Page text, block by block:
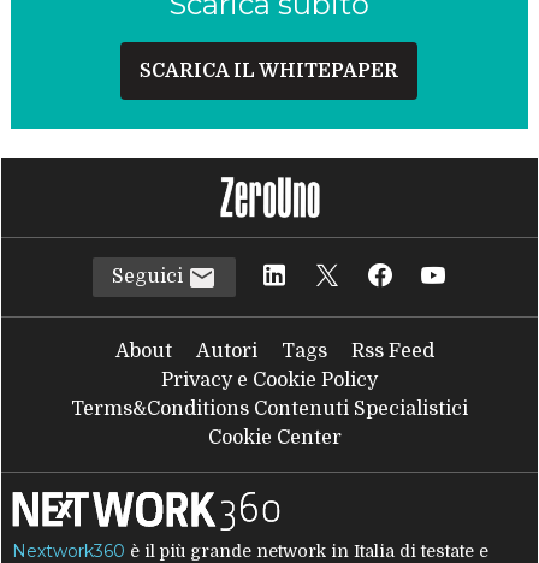
SCARICA IL WHITEPAPER
Seguici
About Autori Tags
Rss Feed
Privacy e Cookie Policy
Terms&Conditions Contenuti Specialistici
Cookie Center
Nextwork360 è il più grande network in Italia di testate e